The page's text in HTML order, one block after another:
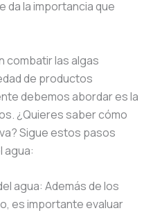
da la importancia que
combatir las algas
de productos
debemos abordar es la
¿Quieres saber cómo
Sigue estos pasos
agua:
agua: Además de los
es importante evaluar